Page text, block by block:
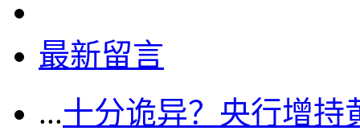
最新留言
...十分诡异？央行增持